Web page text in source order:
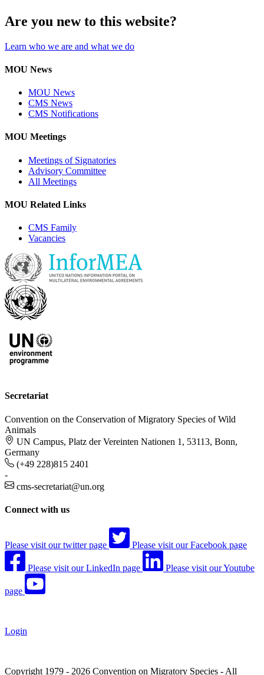
Are you new to this website?
Learn who we are and what we do
MOU News
MOU News
CMS News
CMS Notifications
MOU Meetings
Meetings of Signatories
Advisory Committee
All Meetings
MOU Related Links
CMS Family
Vacancies
Secretariat
Convention on the Conservation of Migratory Species of Wild
Animals
UN Campus, Platz der Vereinten Nationen 1, 53113, Bonn,
Germany
(+49 228)815 2401
-
cms-secretariat@un.org
Connect with us
Please visit our twitter page Please visit our Facebook page
Please visit our LinkedIn page Please visit our Youtube
page
Login
Copyright 1979 - 2026 Convention on Migratory Species - All